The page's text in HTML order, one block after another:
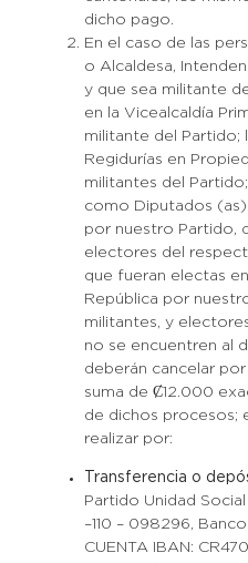
dicho pago.
En el caso de las
o Alcaldesa,
y que sea militante
en la Vicealcaldía
militante del Partido;
Regidurías en
militantes del
como Diputados
por nuestro Partido,
electores del
que fueran electas
República por
militantes, y
no se encuentren al
deberán cancelar
suma de Ȼ12.000
de dichos procesos;
realizar por:
Transferencia o
Partido Unidad
–110 – 098296,
CUENTA IBAN: